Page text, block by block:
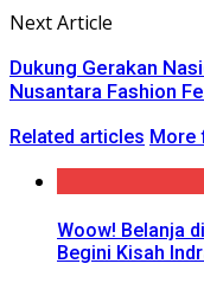
Next Article
Dukung Gerakan
Nusantara Fashion
Related articles More
Woow! Belanja
Begini Kisah